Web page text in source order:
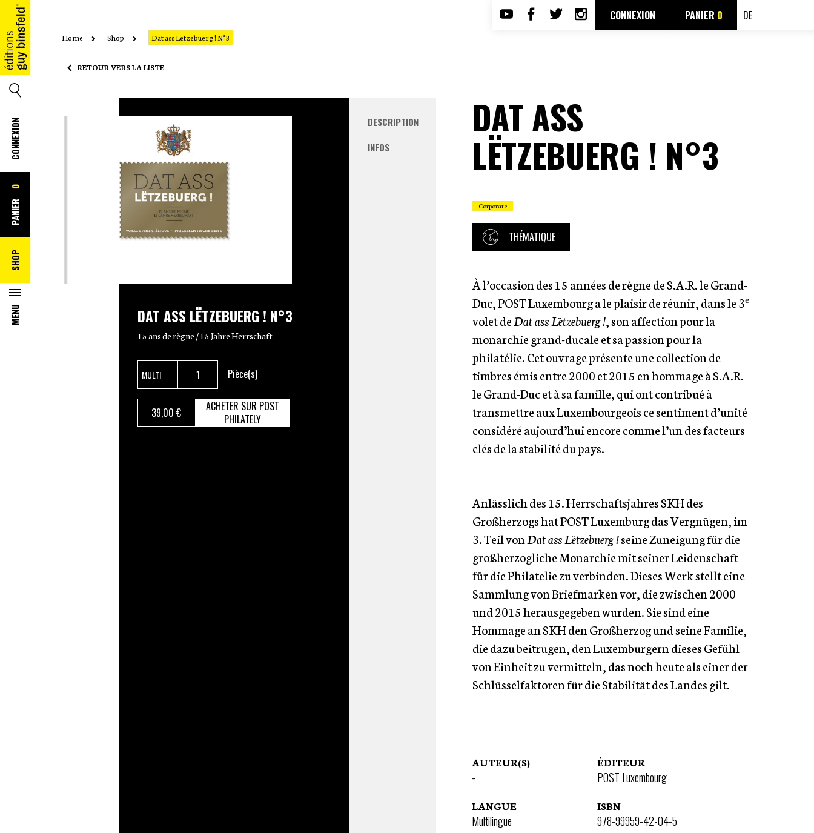
ACCUEIL
SEARCH
CONNEXION
PANIER
0
SHOP
MENU
CONNEXION PANIER 0 DE
Home Shop Dat ass Lëtzebuerg ! N°3
RETOUR VERS LA LISTE
DAT ASS LËTZEBUERG ! N°3
15 ans de règne / 15 Jahre Herrschaft
Pièce(s)
39,00 €
ACHETER SUR POST
PHILATELY
DESCRIPTION
INFOS
DAT ASS
LËTZEBUERG ! N°3
Corporate
THÉMATIQUE
À l’occasion des 15 années de règne de S.A.R. le Grand-
Duc, POST Luxembourg a le plaisir de réunir, dans le 3e
volet deDat ass Lëtzebuerg !, son affection pour la
monarchie grand-ducale et sa passion pour la
philatélie. Cet ouvrage présente une collection de
timbres émis entre 2000 et 2015 en hommage à S.A.R.
le Grand-Duc et à sa famille, qui ont contribué à
transmettre aux Luxembourgeois ce sentiment d’unité
considéré aujourd’hui encore comme l’un des facteurs
clés de la stabilité du pays.
Anlässlich des 15. Herrschaftsjahres SKH des
Großherzogs hat POST Luxemburg das Vergnügen, im
3. Teil von Dat ass Lëtzebuerg !seine Zuneigung für die
großherzogliche Monarchie mit seiner Leidenschaft
für die Philatelie zu verbinden. Dieses Werk stellt eine
Sammlung von Briefmarken vor, die zwischen 2000
und 2015 herausgegeben wurden. Sie sind eine
Hommage an SKH den Großherzog und seine Familie,
die dazu beitrugen, den Luxemburgern dieses Gefühl
von Einheit zu vermitteln, das noch heute als einer der
Schlüsselfaktoren für die Stabilität des Landes gilt.
AUTEUR(S)
-
ÉDITEUR
POST Luxembourg
LANGUE
Multilingue
ISBN
978-99959-42-04-5